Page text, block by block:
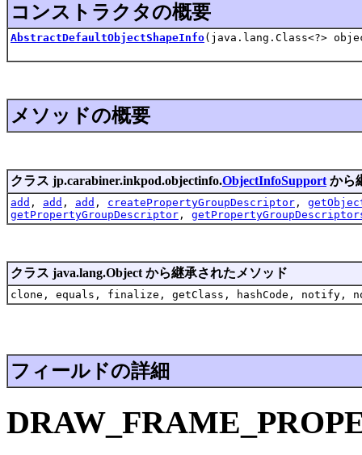
コンストラクタの概要
AbstractDefaultObjectShapeInfo(java.lang.Class<?>
メソッドの概要
クラス jp.carabiner.inkpod.objectinfo.ObjectInfoSupport から
add , add , add , createPropertyGroupDescriptor ,
getPropertyGroupDescriptor ,
クラス java.lang.Object から継承されたメソッド
clone, equals, finalize, getClass, hashCode,
フィールドの詳細